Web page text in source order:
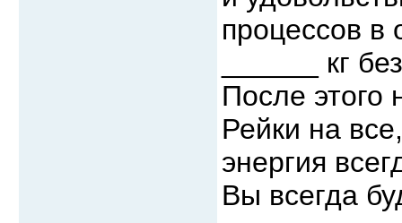
процессов в
______ кг
После этого
Рейки на
энергия
Вы всегда